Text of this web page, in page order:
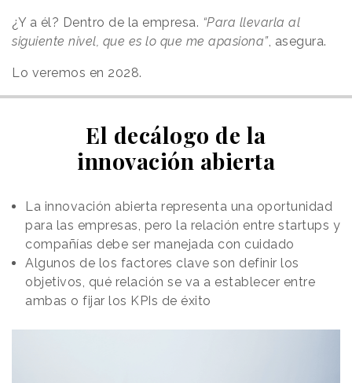
¿Y a él? Dentro de la empresa. “Para llevarla al
siguiente nivel, que es lo que me apasiona”, asegura.
Lo veremos en 2028.
El decálogo de la
innovación abierta
La innovación abierta representa una oportunidad
para las empresas, pero la relación entre startups y
compañías debe ser manejada con cuidado
Algunos de los factores clave son definir los
objetivos, qué relación se va a establecer entre
ambas o fijar los KPIs de éxito